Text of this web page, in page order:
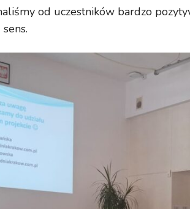
od uczestników bardzo